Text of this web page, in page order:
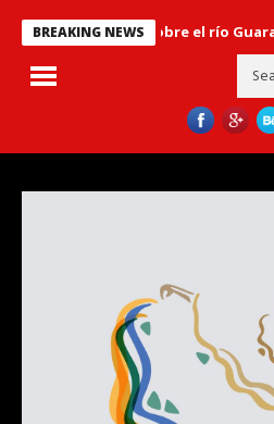
BREAKING NEWS
‘El Libertador’ sobre el río